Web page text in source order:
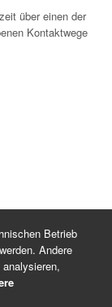
über einen der
Kontaktwege
Betrieb
Andere